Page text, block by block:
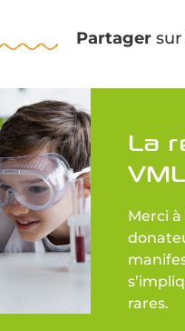
Partagersur
La
VML
Merci
rares.